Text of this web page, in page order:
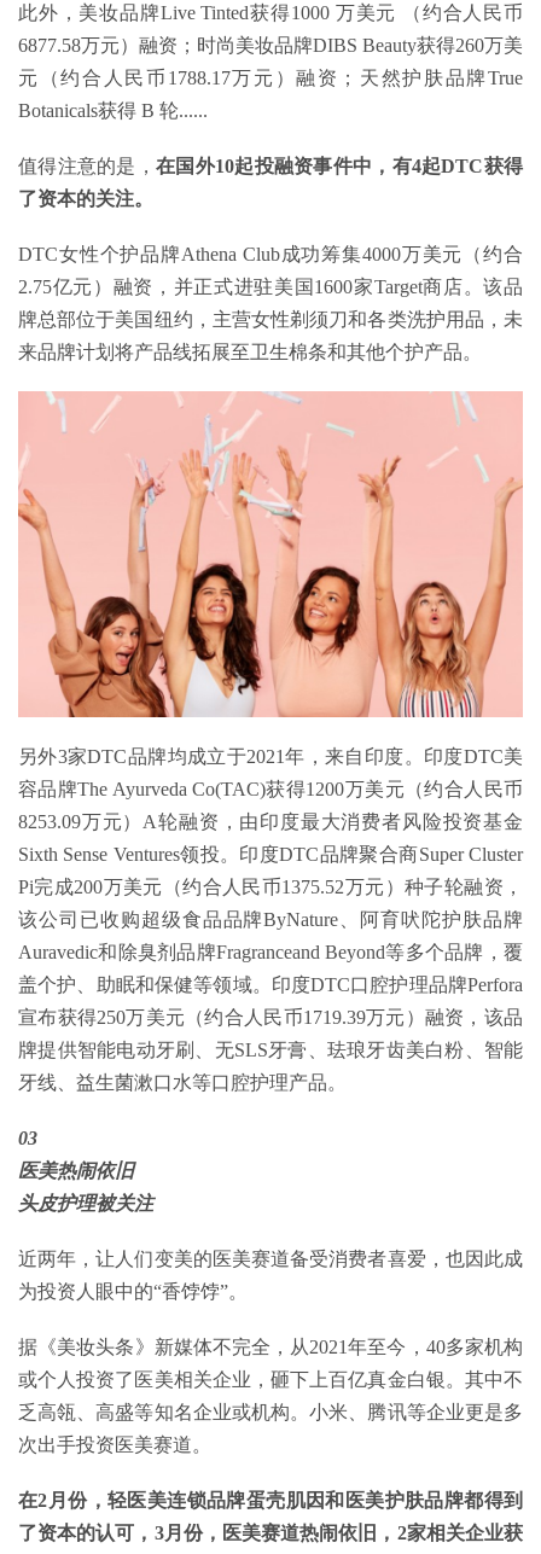
此外，美妆品牌Live Tinted获得1000 万美元 （约合人民币
6877.58万元）融资；时尚美妆品牌DIBS Beauty获得260万美
元（约合人民币1788.17万元）融资；天然护肤品牌True
Botanicals获得 B 轮......
值得注意的是，在国外10起投融资事件中，有4起DTC获得
了资本的关注。
DTC女性个护品牌Athena Club成功筹集4000万美元（约合
2.75亿元）融资，并正式进驻美国1600家Target商店。该品
牌总部位于美国纽约，主营女性剃须刀和各类洗护用品，未
来品牌计划将产品线拓展至卫生棉条和其他个护产品。
另外3家DTC品牌均成立于2021年，来自印度。印度DTC美
容品牌The Ayurveda Co(TAC)获得1200万美元（约合人民币
8253.09万元）A轮融资，由印度最大消费者风险投资基金
Sixth Sense Ventures领投。印度DTC品牌聚合商Super Cluster
Pi完成200万美元（约合人民币1375.52万元）种子轮融资，
该公司已收购超级食品品牌ByNature、阿育吠陀护肤品牌
Auravedic和除臭剂品牌Fragranceand Beyond等多个品牌，覆
盖个护、助眠和保健等领域。印度DTC口腔护理品牌Perfora
宣布获得250万美元（约合人民币1719.39万元）融资，该品
牌提供智能电动牙刷、无SLS牙膏、珐琅牙齿美白粉、智能
牙线、益生菌漱口水等口腔护理产品。
03
医美热闹依旧
头皮护理被关注
近两年，让人们变美的医美赛道备受消费者喜爱，也因此成
为投资人眼中的“香饽饽”。
据《美妆头条》新媒体不完全，从2021年至今，40多家机构
或个人投资了医美相关企业，砸下上百亿真金白银。其中不
乏高瓴、高盛等知名企业或机构。小米、腾讯等企业更是多
次出手投资医美赛道。
在2月份，轻医美连锁品牌蛋壳肌因和医美护肤品牌都得到
了资本的认可，3月份，医美赛道热闹依旧，2家相关企业获